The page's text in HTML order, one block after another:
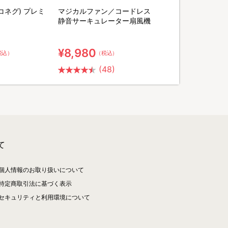
ネグ) プレミ
）
マジカルファン／コードレス
静音サーキュレーター扇風機
¥8,980 （税込）
(48)
人情報のお取り扱いについて
定商取引法に基づく表示
キュリティと利用環境について